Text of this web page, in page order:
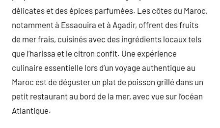
délicates et des épices parfumées. Les côtes du Maroc,
notamment à Essaouira et à Agadir, offrent des fruits
de mer frais, cuisinés avec des ingrédients locaux tels
que l’harissa et le citron confit. Une expérience
culinaire essentielle lors d’un voyage authentique au
Maroc est de déguster un plat de poisson grillé dans un
petit restaurant au bord de la mer, avec vue sur l’océan
Atlantique.